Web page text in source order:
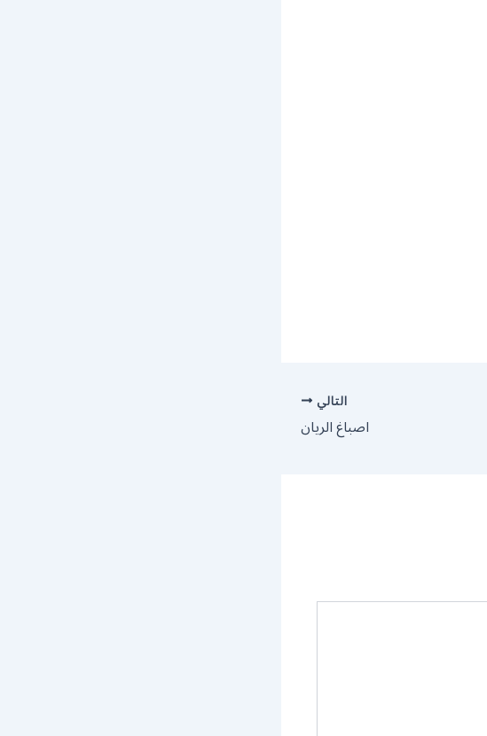
التالي
اصباغ الريان